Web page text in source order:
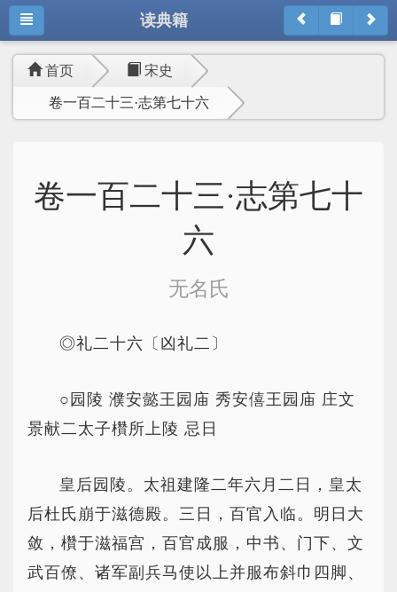
读典籍
首页 宋史
卷一百二十三·志第七十六
卷一百二十三·志第七十
六
无名氏
◎礼二十六〔凶礼二〕
○园陵 濮安懿王园庙 秀安僖王园庙 庄文
景献二太子欑所上陵 忌日
皇后园陵。太祖建隆二年六月二日，皇太
后杜氏崩于滋德殿。三日，百官入临。明日大
敛，欑于滋福宫，百官成服，中书、门下、文
武百僚、诸军副兵马使以上并服布斜巾四脚、